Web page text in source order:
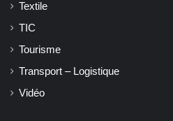
Textile
TIC
Tourisme
Transport – Logistique
Vidéo